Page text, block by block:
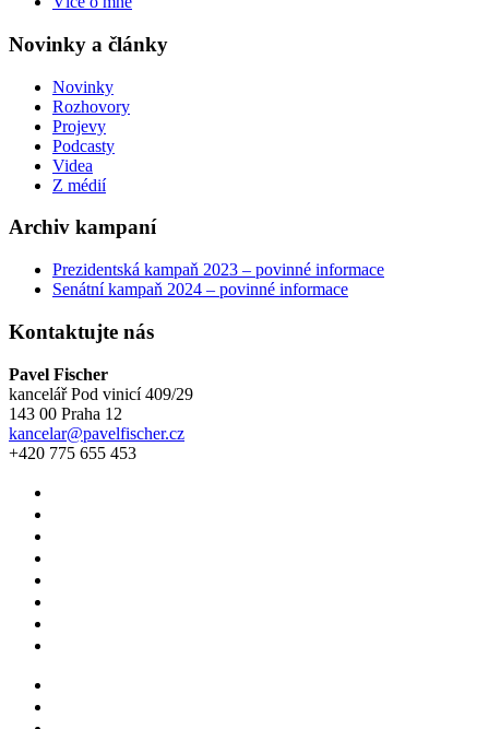
Novinky a články
Novinky
Rozhovory
Projevy
Podcasty
Videa
Z médií
Archiv kampaní
Prezidentská kampaň 2023 – povinné informace
Senátní kampaň 2024 – povinné informace
Kontaktujte nás
Pavel Fischer
kancelář Pod vinicí 409/29
143 00 Praha 12
kancelar@pavelfischer.cz
+420 775 655 453